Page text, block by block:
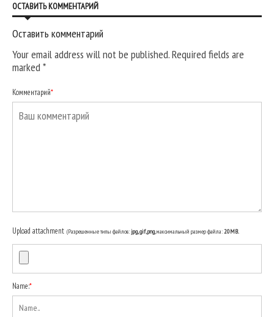
ОСТАВИТЬ КОММЕНТАРИЙ
Оставить комментарий
Your email address will not be published. Required fields are
marked*
Комментарий*
Upload attachment (Разрешенные типы файлов:jpg, gif, png, максимальный размер файла:20MB.
Name:*